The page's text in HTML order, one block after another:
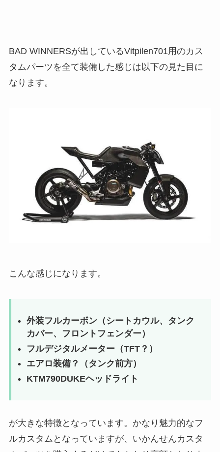
BAD WINNERSが出しているVitpilen701用のカス
タムパーツを全て装備した感じは以下の見た目に
なります。
こんな感じになります。
外装フルカーボン（シートカウル、タンク
カバー、フロントフェンダー）
フルデジタルメーター（TFT？）
エアロ装備？（タンク前方）
KTM790DUKEヘッドライト
が大きな特徴となっています。かなり魅力的なフ
ルカスタムとなっていますが、いかんせんカスタ